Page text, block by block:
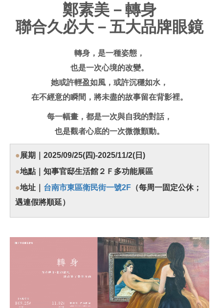
鄭素美－轉身
聯合久必大－五大品牌眼鏡
轉身，是一種姿態，
也是一次心境的改變。
她或許輕盈如風，或許沉穩如水，
在不經意的瞬間，將未盡的故事留在背影裡。
每一幅畫，都是一次與自我的對話，
也是觀者心底的一次微微顫動。
●展期｜2025/09/25(四)-2025/11/2(日)
●地點｜知事官邸生活館２Ｆ多功能展區
●地址｜ 台南市東區衛民街一號2F （每周一固定公休；
遇連假將順延）